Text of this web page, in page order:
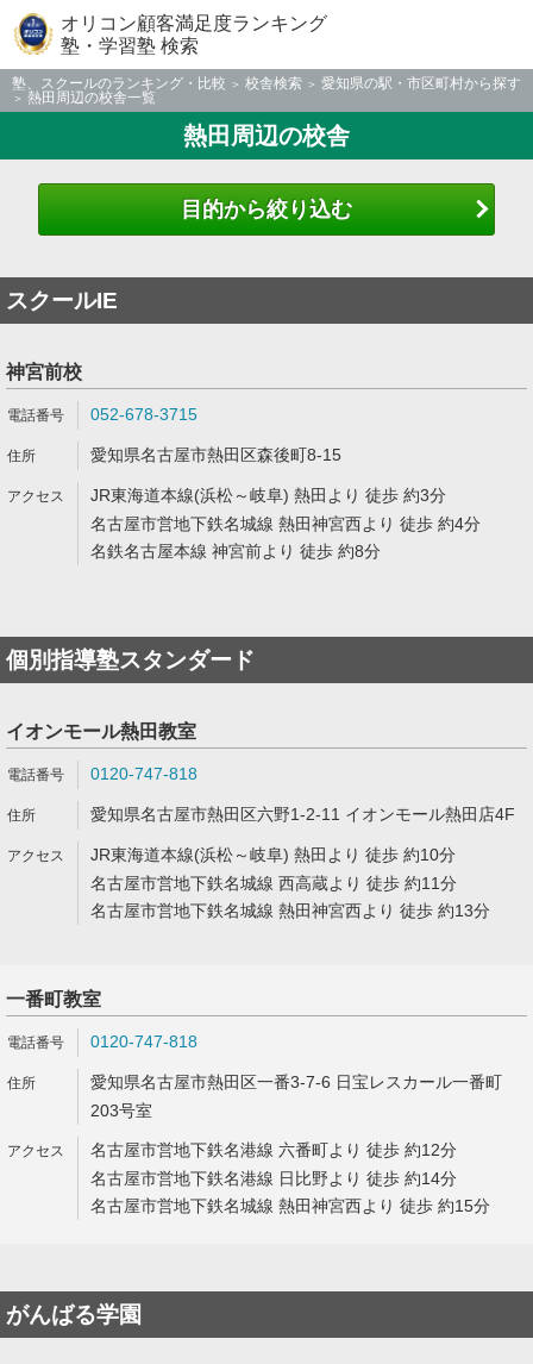
オリコン顧客満足度ランキング
塾・学習塾 検索
塾、スクールのランキング・比較 校舎検索
愛知県の駅・市区町村から探す
熱田周辺の校舎一覧
熱田周辺の校舎
目的から絞り込む
スクールIE
神宮前校
052-678-3715
愛知県名古屋市熱田区森後町8-15
JR東海道本線(浜松～岐阜) 熱田より 徒歩 約3分
名古屋市営地下鉄名城線 熱田神宮西より 徒歩 約4分
名鉄名古屋本線 神宮前より 徒歩 約8分
個別指導塾スタンダード
イオンモール熱田教室
0120-747-818
愛知県名古屋市熱田区六野1-2-11 イオンモール熱田店4F
JR東海道本線(浜松～岐阜) 熱田より 徒歩 約10分
名古屋市営地下鉄名城線 西高蔵より 徒歩 約11分
名古屋市営地下鉄名城線 熱田神宮西より 徒歩 約13分
一番町教室
0120-747-818
愛知県名古屋市熱田区一番3-7-6 日宝レスカール一番町
203号室
名古屋市営地下鉄名港線 六番町より 徒歩 約12分
名古屋市営地下鉄名港線 日比野より 徒歩 約14分
名古屋市営地下鉄名城線 熱田神宮西より 徒歩 約15分
がんばる学園